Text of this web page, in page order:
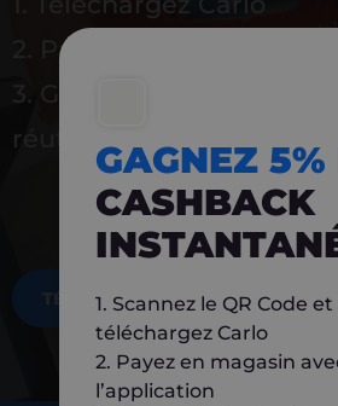
2. Payez en magasin
3. Gagnez
réutiliser
TÉLÉCHARGEZ MAINTENANT
GAGNEZ 5%
CASHBACK
1. Scannez le QR Code et
téléchargez Carlo
2. Payez en magasin
l’application